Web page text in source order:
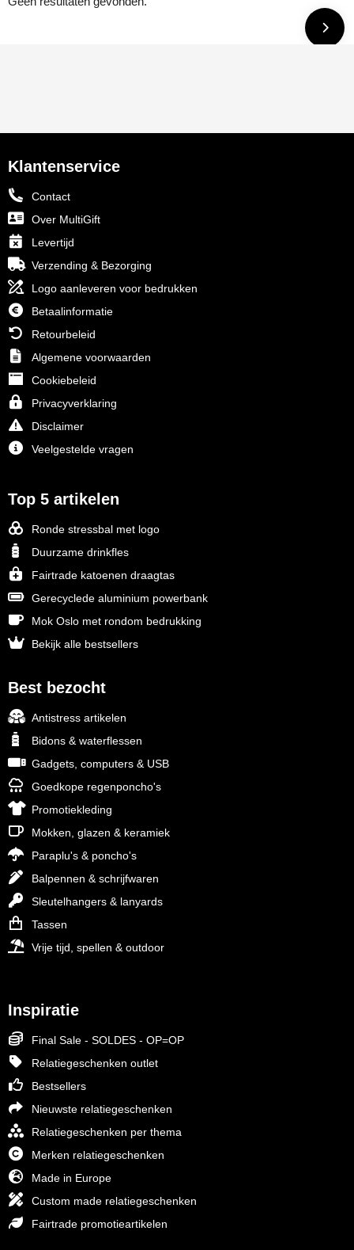
Klantenservice
Contact
Over MultiGift
Levertijd
Verzending & Bezorging
Logo aanleveren voor bedrukken
Betaalinformatie
Retourbeleid
Algemene voorwaarden
Cookiebeleid
Privacyverklaring
Disclaimer
Veelgestelde vragen
Top 5 artikelen
Ronde stressbal met logo
Duurzame drinkfles
Fairtrade katoenen draagtas
Gerecyclede aluminium powerbank
Mok Oslo met rondom bedrukking
Bekijk alle bestsellers
Best bezocht
Antistress artikelen
Bidons & waterflessen
Gadgets, computers & USB
Goedkope regenponcho's
Promotiekleding
Mokken, glazen & keramiek
Paraplu's & poncho's
Balpennen & schrijfwaren
Sleutelhangers & lanyards
Tassen
Vrije tijd, spellen & outdoor
Inspiratie
Final Sale - SOLDES - OP=OP
Relatiegeschenken outlet
Bestsellers
Nieuwste relatiegeschenken
Relatiegeschenken per thema
Merken relatiegeschenken
Made in Europe
Custom made relatiegeschenken
Fairtrade promotieartikelen